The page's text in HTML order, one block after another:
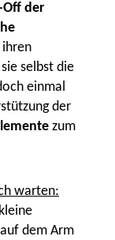
Off der
selbst die
einmal
der
zum
warten:
dem Arm